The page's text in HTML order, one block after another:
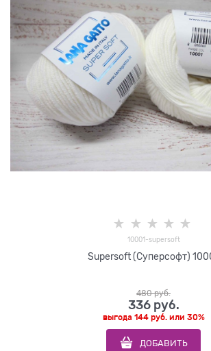
10001-supersoft
Supersoft (Суперсофт)
480 руб.
336 руб.
выгода 144 руб.или 30%
ДОБАВИТЬ